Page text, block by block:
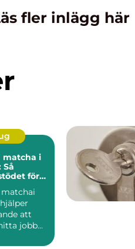
fler inlägg här
matcha i
Så
för
att
jobb